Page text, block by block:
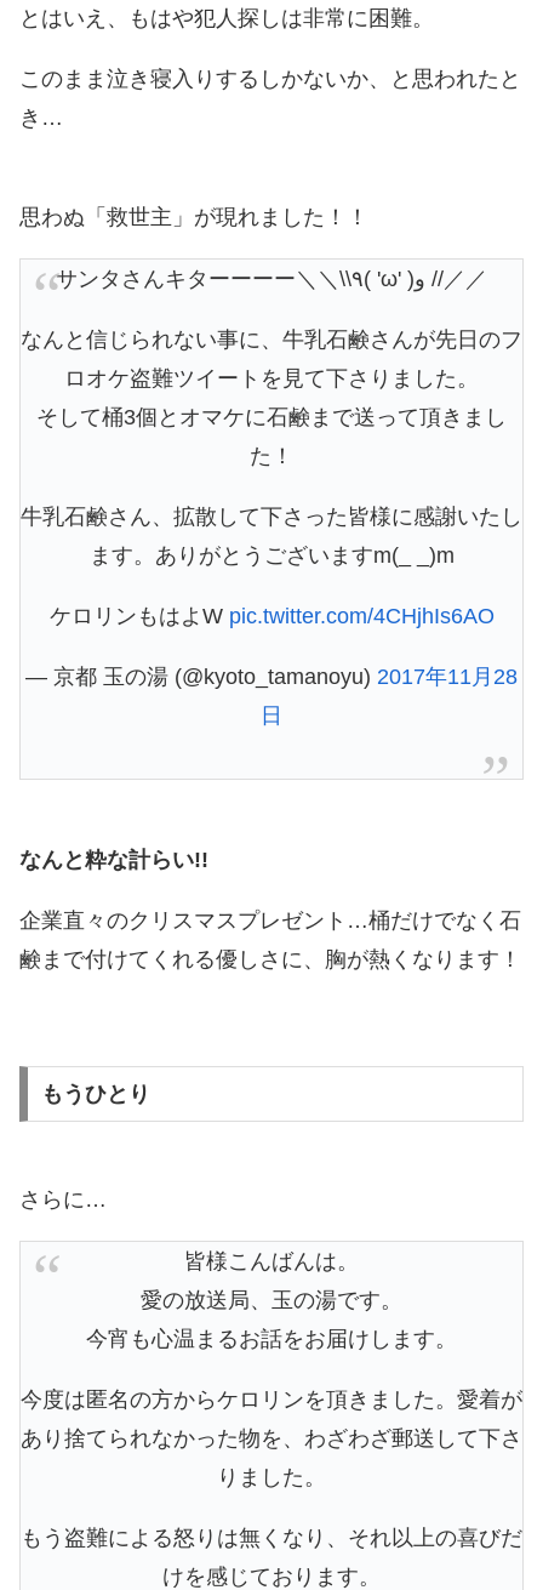
とはいえ、もはや犯人探しは非常に困難。
このまま泣き寝入りするしかないか、と思われたと
き…
思わぬ「救世主」が現れました！！
サンタさんキターーーー＼＼\\٩( 'ω' )و //／／
なんと信じられない事に、牛乳石鹸さんが先日のフ
ロオケ盗難ツイートを見て下さりました。
そして桶3個とオマケに石鹸まで送って頂きまし
た！
牛乳石鹸さん、拡散して下さった皆様に感謝いたし
ます。ありがとうございますm(_ _)m
ケロリンもはよW pic.twitter.com/4CHjhIs6AO
— 京都 玉の湯 (@kyoto_tamanoyu) 2017年11月28
日
なんと粋な計らい!!
企業直々のクリスマスプレゼント…桶だけでなく石
鹸まで付けてくれる優しさに、胸が熱くなります！
もうひとり
さらに…
皆様こんばんは。
愛の放送局、玉の湯です。
今宵も心温まるお話をお届けします。
今度は匿名の方からケロリンを頂きました。愛着が
あり捨てられなかった物を、わざわざ郵送して下さ
りました。
もう盗難による怒りは無くなり、それ以上の喜びだ
けを感じております。